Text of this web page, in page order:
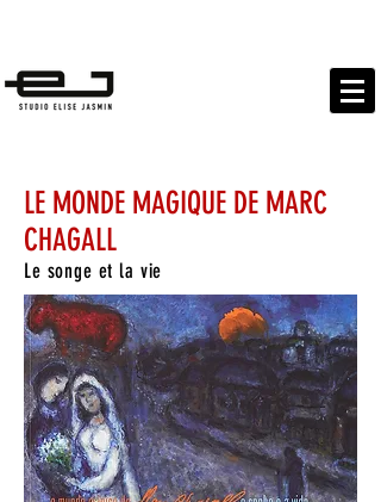
LE MONDE MAGIQUE DE MARC
CHAGALL
Le songe et la vie